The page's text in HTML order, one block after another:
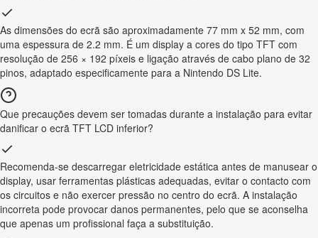
As dimensões do ecrã são aproximadamente 77 mm x 52 mm, com
uma espessura de 2.2 mm. É um display a cores do tipo TFT com
resolução de 256 × 192 píxeis e ligação através de cabo plano de 32
pinos, adaptado especificamente para a Nintendo DS Lite.
Que precauções devem ser tomadas durante a instalação para evitar
danificar o ecrã TFT LCD inferior?
Recomenda-se descarregar eletricidade estática antes de manusear o
display, usar ferramentas plásticas adequadas, evitar o contacto com
os circuitos e não exercer pressão no centro do ecrã. A instalação
incorreta pode provocar danos permanentes, pelo que se aconselha
que apenas um profissional faça a substituição.